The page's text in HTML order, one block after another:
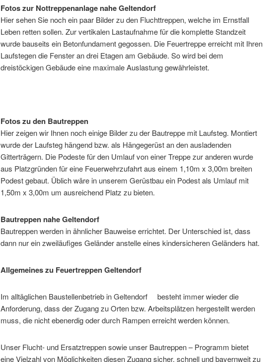
Fotos zur Nottreppenanlage nahe Geltendorf
Hier sehen Sie noch ein paar Bilder zu den Fluchttreppen, welche im Ernstfall
Leben retten sollen. Zur vertikalen Lastaufnahme für die komplette Standzeit
wurde bauseits ein Betonfundament gegossen. Die Feuertreppe erreicht mit Ihren
Laufstegen die Fenster an drei Etagen am Gebäude. So wird bei dem
dreistöckigen Gebäude eine maximale Auslastung gewährleistet.
Fotos zu den Bautreppen
Hier zeigen wir Ihnen noch einige Bilder zu der Bautreppe mit Laufsteg. Montiert
wurde der Laufsteg hängend bzw. als Hängegerüst an den ausladenden
Gitterträgern. Die Podeste für den Umlauf von einer Treppe zur anderen wurde
aus Platzgründen für eine Feuerwehrzufahrt aus einem 1,10m x 3,00m breiten
Podest gebaut. Üblich wäre in unserem Gerüstbau ein Podest als Umlauf mit
1,50m x 3,00m um ausreichend Platz zu bieten.
Bautreppen nahe Geltendorf
Bautreppen werden in ähnlicher Bauweise errichtet. Der Unterschied ist, dass
dann nur ein zweiläufiges Geländer anstelle eines kindersicheren Geländers hat.
Allgemeines zu Feuertreppen Geltendorf
Im alltäglichen Baustellenbetrieb in Geltendorf besteht immer wieder die
Anforderung, dass der Zugang zu Orten bzw. Arbeitsplätzen hergestellt werden
muss, die nicht ebenerdig oder durch Rampen erreicht werden können.
Unser Flucht- und Ersatztreppen sowie unser Bautreppen – Programm bietet
eine Vielzahl von Möglichkeiten diesen Zugang sicher, schnell und bayernweit zu